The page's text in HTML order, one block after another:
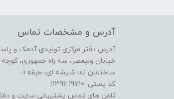
آدرس و مشخصات تماس
آدرس دفتر مرکزی تولیدی آدمک و
خیابان ولیعصر، سه راه جمهوری، کوچه
ساختمان نما شیشه ای، طبقه 1-.
کد پستی: 19710 11396
تلفن های تماس پشتیبانی سایت و دفتر مرکزی:2813/4-6641 (21) و